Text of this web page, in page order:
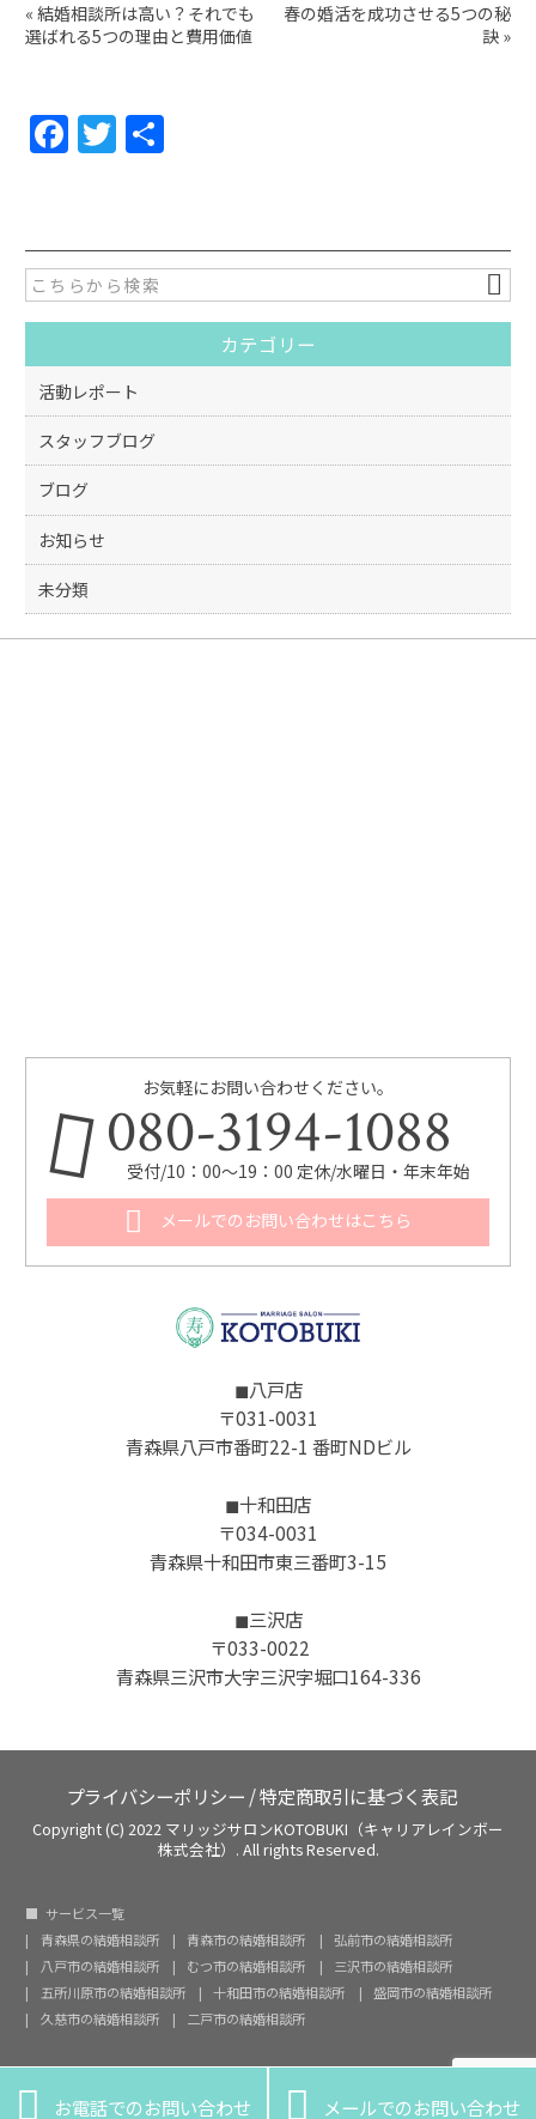
« 結婚相談所は高い？それでも
選ばれる5つの理由と費用価値
春の婚活を成功させる5つの秘
訣 »
F
e
b
o
o
k
T
er
カテゴリー
活動レポート
スタッフブログ
ブログ
お知らせ
未分類
お気軽にお問い合わせください。
080-3194-1088
受付/10：00～19：00 定休/水曜日・年末年始
メールでのお問い合わせはこちら
◼︎八戸店
〒031-0031
青森県八戸市番町22-1 番町NDビル
◼︎十和田店
〒034-0031
青森県十和田市東三番町3-15
◼︎三沢店
〒033-0022
青森県三沢市大字三沢字堀口164-336
プライバシーポリシー /特定商取引に基づく表記
Copyright (C) 2022 マリッジサロンKOTOBUKI（キャリアレインボー
株式会社）. All rights Reserved.
サービス一覧
青森県の結婚相談所
青森市の結婚相談所
弘前市の結婚相談所
八戸市の結婚相談所
むつ市の結婚相談所
三沢市の結婚相談所
五所川原市の結婚相談所
十和田市の結婚相談所
盛岡市の結婚相談所
久慈市の結婚相談所
二戸市の結婚相談所
 お電話でのお問い合わせ  メールでのお問い合わせ